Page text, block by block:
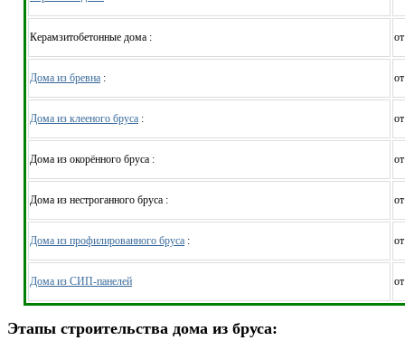
Керамзитобетонные дома :
Дома из бревна :
Дома из клееного бруса :
Дома из окорённого бруса :
Дома из нестроганного бруса :
Дома из профилированного бруса :
Дома из СИП-панелей
Этапы строительства дома из бруса: